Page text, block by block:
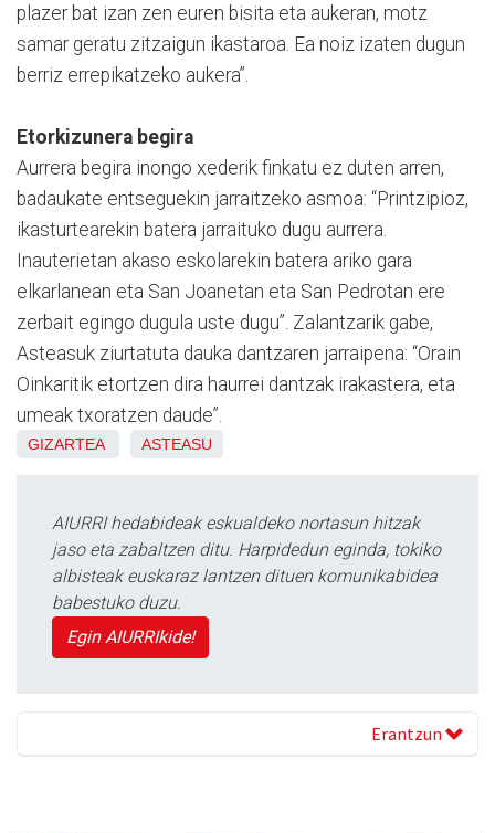
plazer bat izan zen euren bisita eta aukeran, motz
samar geratu zitzaigun ikastaroa. Ea noiz izaten dugun
berriz errepikatzeko aukera”.
Etorkizunera begira
Aurrera begira inongo xederik finkatu ez duten arren,
badaukate entseguekin jarraitzeko asmoa: “Printzipioz,
ikasturtearekin batera jarraituko dugu aurrera.
Inauterietan akaso eskolarekin batera ariko gara
elkarlanean eta San Joanetan eta San Pedrotan ere
zerbait egingo dugula uste dugu”. Zalantzarik gabe,
Asteasuk ziurtatuta dauka dantzaren jarraipena: “Orain
Oinkaritik etortzen dira haurrei dantzak irakastera, eta
umeak txoratzen daude”.
GIZARTEA ASTEASU
AIURRI hedabideak eskualdeko nortasun hitzak
jaso eta zabaltzen ditu. Harpidedun eginda, tokiko
albisteak euskaraz lantzen dituen komunikabidea
babestuko duzu.
Egin AIURRIkide!
Erantzun